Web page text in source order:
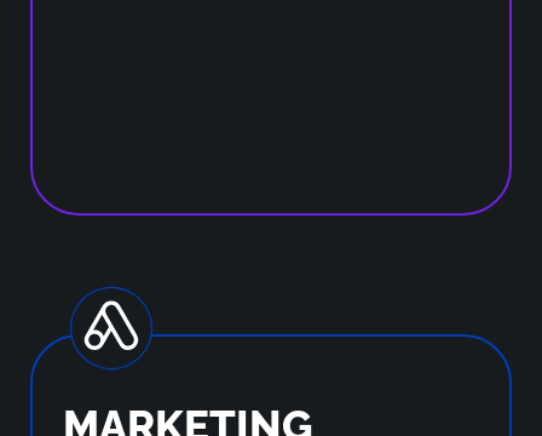
MARKETING